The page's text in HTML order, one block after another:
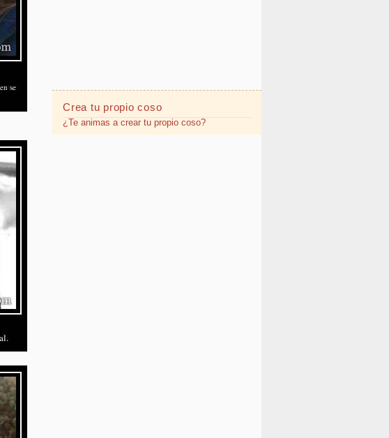
Crea tu propiocoso
¿Te animas a crear tu propio coso?